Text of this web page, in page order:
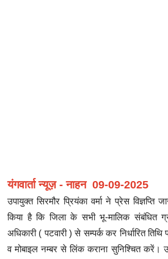
यंगवार्ता न्यूज़ - नाहन 09-09-2025
उपायुक्त सिरमौर प्रियंका वर्मा ने प्रेस विज्ञप्ति
किया है कि जिला के सभी भू-मालिक संबंधित
अधिकारी ( पटवारी ) से सम्पर्क कर निर्धारित
व मोबाइल नम्बर से लिंक कराना सुनिश्चित करें।